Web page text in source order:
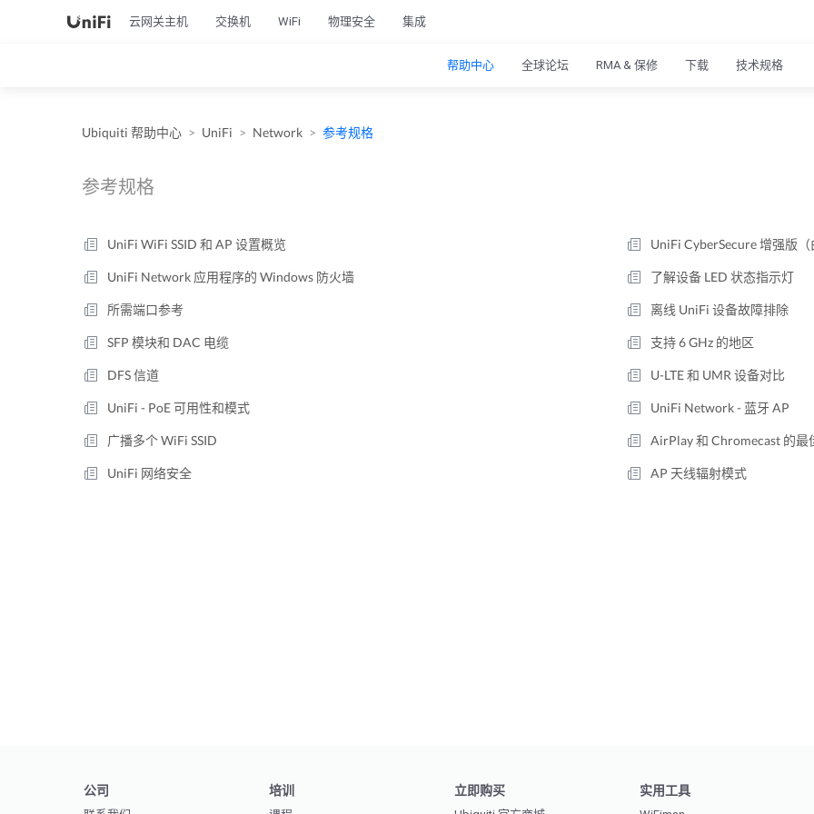
云网关主机 交换机 WiFi 物理安全 集成
帮助中心 全球论坛 RMA & 保修 下载 技术规格
Ubiquiti 帮助中心 UniFi Network 参考规格
参考规格
UniFi WiFi SSID 和 AP 设置概览 UniFi CyberSecure 增强版
UniFi Network 应用程序的 Windows 防火墙 了解设备 LED 状态指示灯
所需端口参考 离线 UniFi 设备故障排除
SFP 模块和 DAC 电缆 支持 6 GHz 的地区
DFS 信道 U-LTE 和 UMR 设备对比
UniFi - PoE 可用性和模式 UniFi Network - 蓝牙 AP
广播多个 WiFi SSID AirPlay 和 Chromecast 的最
UniFi 网络安全 AP 天线辐射模式
公司 培训 立即购买 实用工具